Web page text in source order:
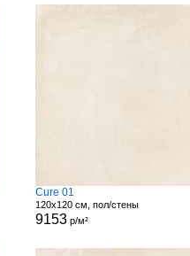
Cure 01
120x120 см, пол/стены
9153р/м²